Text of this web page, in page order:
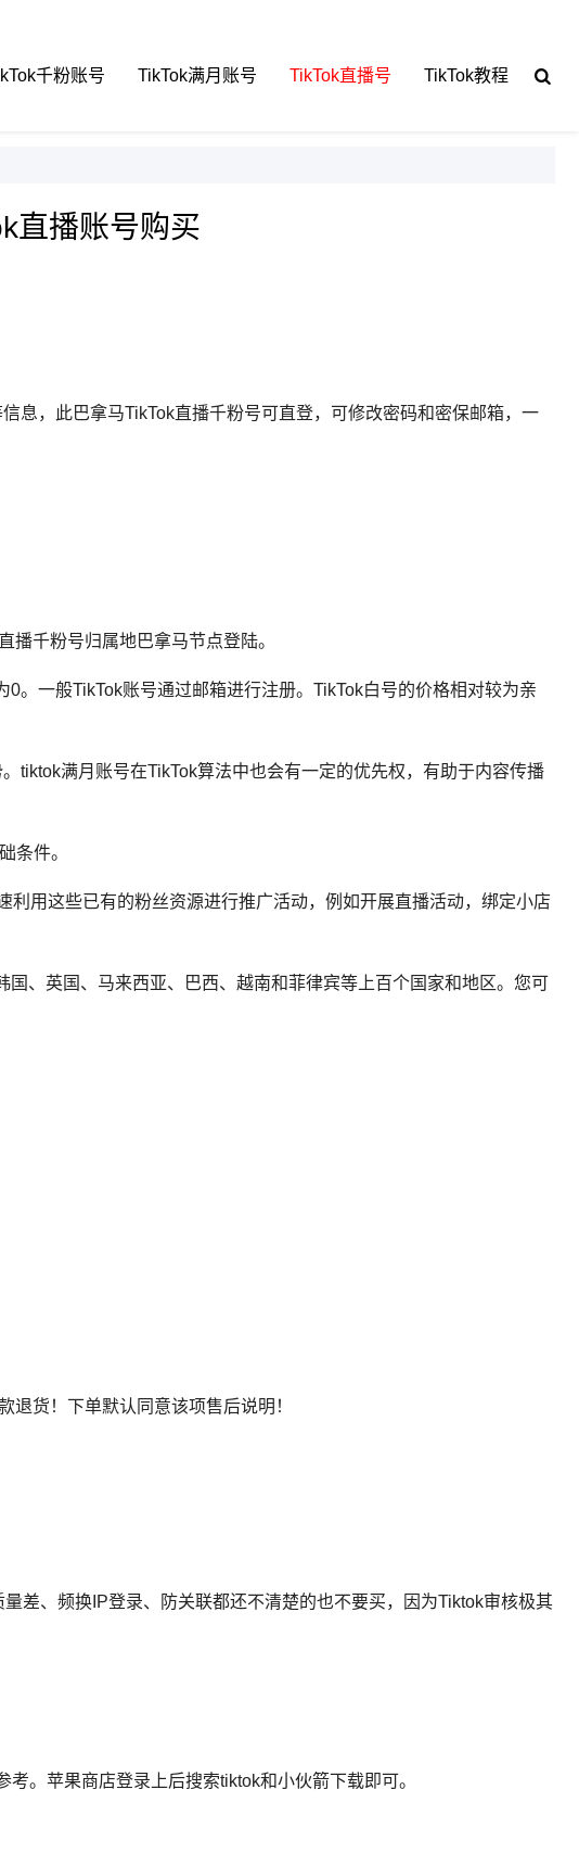
千粉账号 TikTok满月账号 TikTok直播号 TikTok教程
直播账号购买
息，此巴拿马TikTok直播千粉号可直登，可修改密码和密保邮箱，一
播千粉号归属地巴拿马节点登陆。
。一般TikTok账号通过邮箱进行注册。 TikTok白号的价格相对较为亲
tiktok满月账号在TikTok算法中也会有一定的优先权，有助于内容传播
条件。
用这些已有的粉丝资源进行推广活动，例如开展直播活动，绑定小店
、英国、马来西亚、巴西、越南和菲律宾等上百个国家和地区。您可
货！下单默认同意该项售后说明！
差、频换IP登录、防关联都还不清楚的也不要买，因为Tiktok审核极其
。 苹果商店登录上后搜索tiktok和小伙箭下载即可。